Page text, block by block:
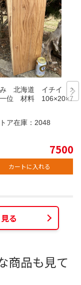
み 北海道 イチイ オ
位 材料 106×20×7c
ア在庫： 2048
7500
カートに入れる
る
商品も見て